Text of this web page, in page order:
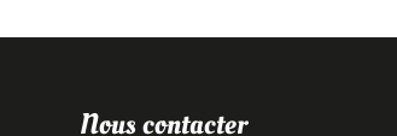
Nous contacter